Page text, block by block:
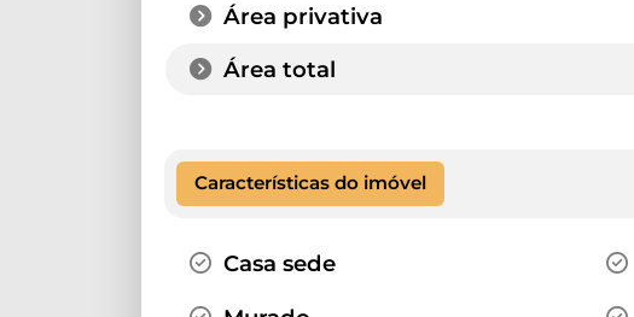
Área privativa
Área total
Características do imóvel
Casa sede